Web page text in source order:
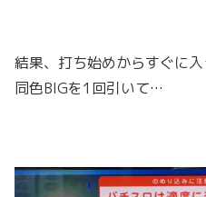
結果、打ち始めからすぐに
同色BIGを1回引いて…